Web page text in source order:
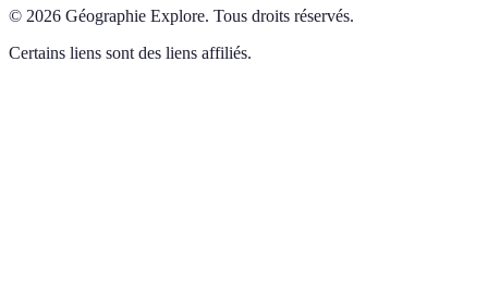
© 2026 Géographie Explore. Tous droits réservés.
Certains liens sont des liens affiliés.